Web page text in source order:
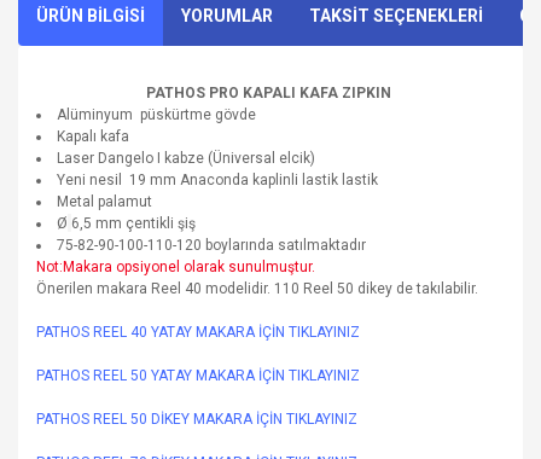
ÜRÜN BİLGİSİ YORUMLAR TAKSİT SEÇENEKLERİ
PATHOS PRO KAPALI KAFA ZIPKIN
Alüminyum püskürtme gövde
Kapalı kafa
Laser Dangelo I kabze (Üniversal elcik)
Yeni nesil 19 mm Anaconda kaplinli lastik lastik
Metal palamut
Ø 6,5 mm çentikli şiş
75-82-90-100-110-120 boylarında satılmaktadır
Not:Makara opsiyonel olarak sunulmuştur.
Önerilen makara Reel 40 modelidir. 110 Reel 50 dikey de takılabilir.
PATHOS REEL 40 YATAY MAKARA İÇİN TIKLAYINIZ
PATHOS REEL 50 YATAY MAKARA İÇİN TIKLAYINIZ
PATHOS REEL 50 DİKEY MAKARA İÇİN TIKLAYINIZ